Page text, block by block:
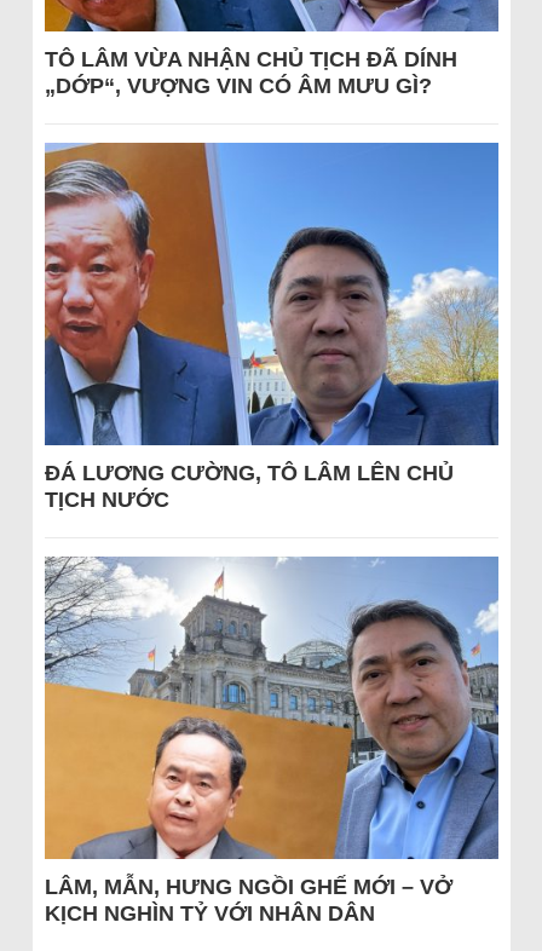
TÔ LÂM VỪA NHẬN CHỦ TỊCH ĐÃ DÍNH
„DỚP“, VƯỢNG VIN CÓ ÂM MƯU GÌ?
ĐÁ LƯƠNG CƯỜNG, TÔ LÂM LÊN CHỦ
TỊCH NƯỚC
LÂM, MẪN, HƯNG NGỒI GHẾ MỚI – VỞ
KỊCH NGHÌN TỶ VỚI NHÂN DÂN